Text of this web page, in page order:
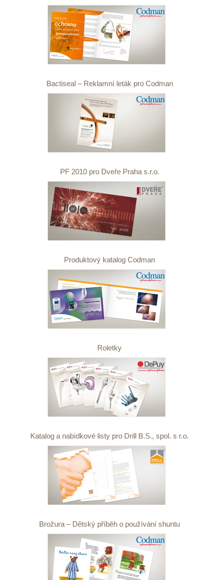
Bactiseal – Reklamní leták pro Codman
PF 2010 pro Dveře Praha s.r.o.
Produktový katalog Codman
Roletky
Katalog a nabídkové listy pro Drill B.S., spol. s r.o.
Brožura – Dětský příběh o používání shuntu